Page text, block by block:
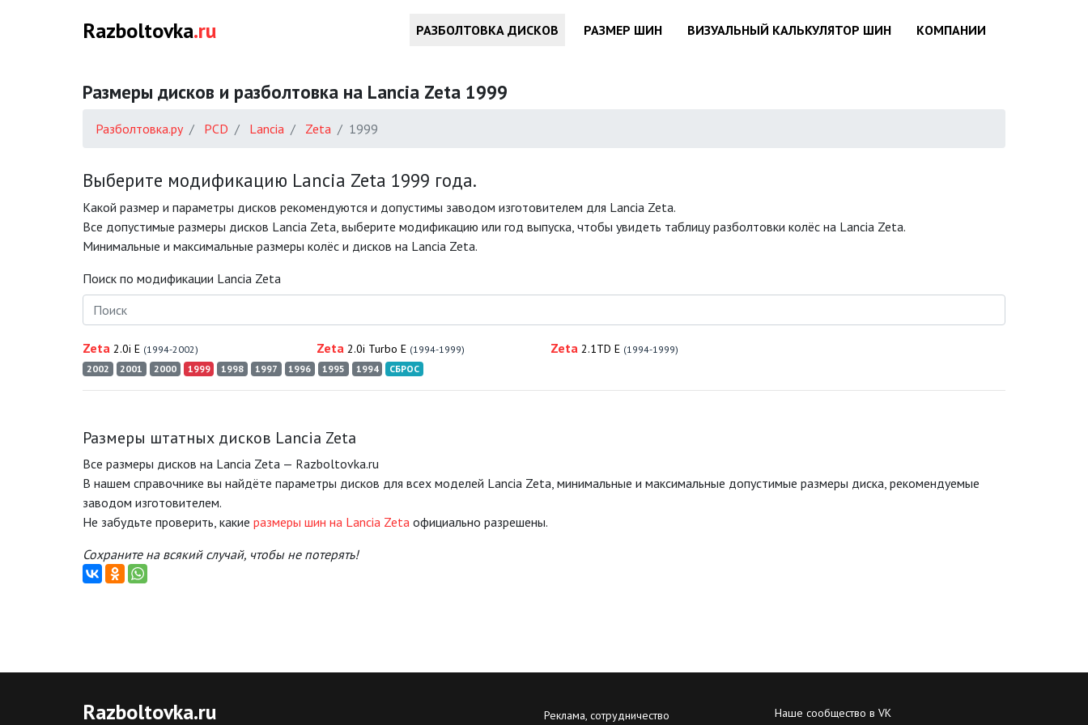
Razboltovka.ru РАЗБОЛТОВКА ДИСКОВ РАЗМЕР ШИН ВИЗУАЛЬНЫЙ КАЛЬКУЛЯТОР ШИН КОМПАНИИ
Размеры дисков и разболтовка на Lancia Zeta 1999
Разболтовка.ру PCD Lancia Zeta 1999
Выберите модификацию Lancia Zeta 1999 года.
Какой размер и параметры дисков рекомендуются и допустимы заводом изготовителем для Lancia Zeta.
Все допустимые размеры дисков Lancia Zeta, выберите модификацию или год выпуска, чтобы увидеть таблицу разболтовки колёс на Lancia Zeta.
Минимальные и максимальные размеры колёс и дисков на Lancia Zeta.
Поиск по модификации Lancia Zeta
Zeta 2.0i E (1994-2002) Zeta 2.0i Turbo E (1994-1999) Zeta 2.1TD E (1994-1999)
2002
2001 2000 1999 1998 1997 1996 1995 1994 СБРОС
Размеры штатных дисков Lancia Zeta
Все размеры дисков на Lancia Zeta — Razboltovka.ru
В нашем справочнике вы найдёте параметры дисков для всех моделей Lancia Zeta, минимальные и максимальные допустимые размеры диска, рекомендуемые
заводом изготовителем.
Не забудьте проверить, какие размеры шин на Lancia Zeta официально разрешены.
Сохраните на всякий случай, чтобы не потерять!
Razboltovka.ru Реклама, сотрудничество Наше сообщество в VK